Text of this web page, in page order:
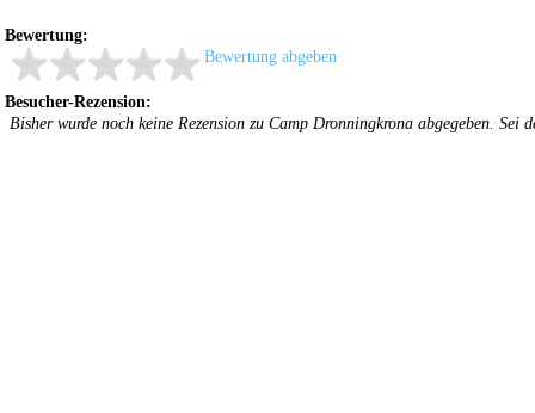
Bewertung:
Bewertung abgeben
Besucher-Rezension:
Bisher wurde noch keine Rezension zu Camp Dronningkrona abgegeben. Sei